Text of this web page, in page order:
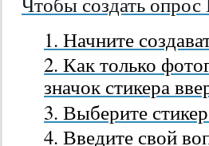
Начните
Как только
значок стикера
Выберите стикер
Введите свой